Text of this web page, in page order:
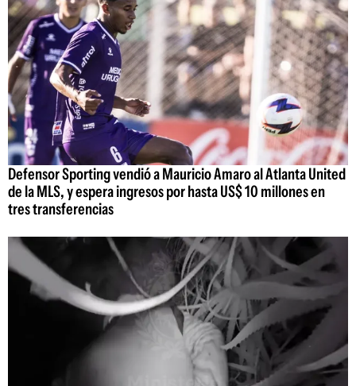
Defensor Sporting vendió a Mauricio Amaro al Atlanta United
de la MLS, y espera ingresos por hasta US$ 10 millones en
tres transferencias